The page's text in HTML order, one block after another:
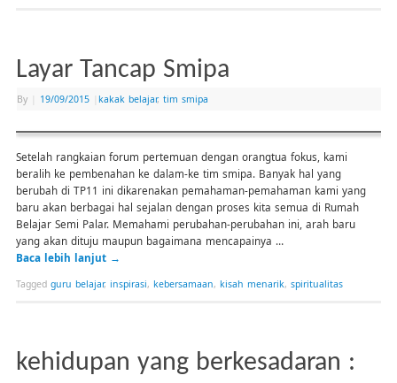
Layar Tancap Smipa
By 19/09/2015 kakak belajar, tim smipa
Setelah rangkaian forum pertemuan dengan orangtua fokus, kami
beralih ke pembenahan ke dalam-ke tim smipa. Banyak hal yang
berubah di TP11 ini dikarenakan pemahaman-pemahaman kami yang
baru akan berbagai hal sejalan dengan proses kita semua di Rumah
Belajar Semi Palar. Memahami perubahan-perubahan ini, arah baru
yang akan dituju maupun bagaimana mencapainya …
Baca lebih lanjut →
Tagged guru belajar, inspirasi, kebersamaan, kisah menarik, spiritualitas
kehidupan yang berkesadaran :